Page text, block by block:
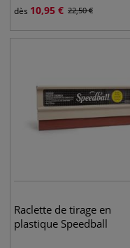
dès 10,95 € 22,50€
Raclette de tirage en
plastique Speedball